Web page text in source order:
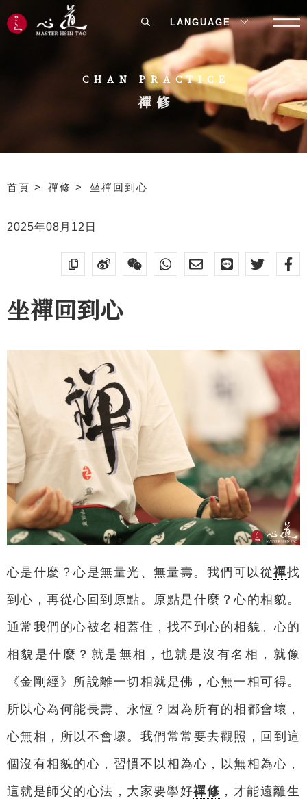
CHAN PRACTICE
禪修
首頁 禪修 坐禪回到心
2025年08月12日
坐禪回到心
心是什麼？心是無量光、無量壽。我們可以從禪找
到心，再從心回到原點。原點是什麼？心的相貌。
通常我們的心被名相蓋住，找不到心的相貌。心的
相貌是什麼？就是無相，也就是沒有名相，就像
《金剛經》所說離一切相就是佛，心無一相可得。
所以心為何能長壽、永恆？因為所有的相都會壞，
心無相，所以不會壞。我們常常要去觀照，回到這
個沒有相貌的心，習慣不以相為心，以無相為心，
這就是師父的心法，大家要學好禪修 ，才能遠離生
LANGUAGE